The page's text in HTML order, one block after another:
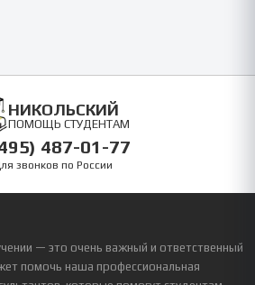
НИКОЛЬСКИЙ
ПОМОЩЬ СТУДЕНТАМ
487-01-77
звонков по России
— это очень важный и ответственный
помочь наша профессиональная